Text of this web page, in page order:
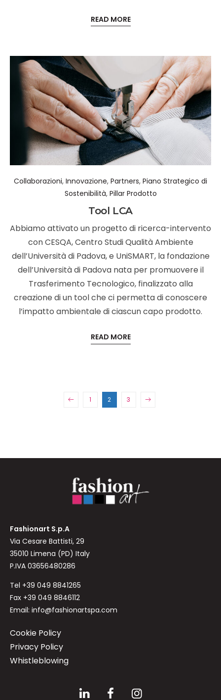
READ MORE
Collaborazioni, Innovazione, Partners, Piano Strategico di
Sostenibilità, Pillar Prodotto
Tool LCA
Abbiamo attivato un progetto di ricerca-intervento
con CESQA, Centro Studi Qualità Ambiente
dell’Università di Padova, e UniSMART, la fondazione
dell’Università di Padova nata per promuovere il
Trasferimento Tecnologico, finalizzato alla
creazione di un tool che ci permetta di conoscere
l’impatto ambientale di ciascun capo prodotto.
READ MORE
1 2 3
Fashionart S.p.A
Via Cesare Battisti, 29
35010 Limena (PD) Italy
P.IVA 03656480286
Tel +39 049 8841265
Fax +39 049 8846112
Email: info@fashionartspa.com
Cookie Policy
Privacy Policy
Whistleblowing